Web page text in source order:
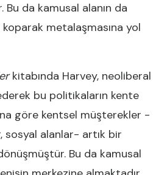
da kamusal alanın da
metalaşmasına yol
kitabında Harvey, neoliberal
bu politikaların kente
göre kentsel müşterekler -
sosyal alanlar- artık bir
Bu da kamusal